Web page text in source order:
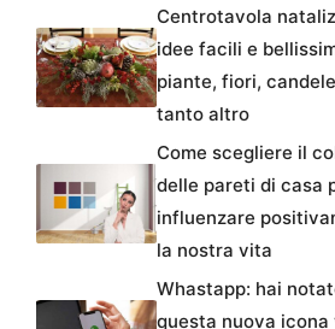
Centrotavola
idee facili e
piante, fiori,
tanto altro
Come scegliere il
delle pareti di casa
influenzare
la nostra vita
Whastapp: hai
questa nuova icona